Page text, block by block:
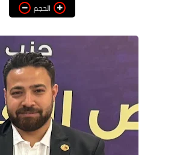
التعليم
الصحه
الطقس
معلومه
حوادث
الحجم